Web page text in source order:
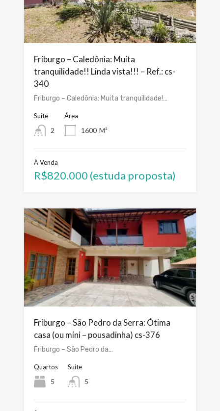
Friburgo – Caledônia: Muita
tranquilidade!! Linda vista!!! – Ref.: cs-
340
Friburgo – Caledônia: Muita tranquilidade!…
Suíte
2
Área
1600 M²
À Venda
R$820.000 (estuda proposta)
Friburgo – São Pedro da Serra: Ótima
casa (ou mini – pousadinha) cs-376
Friburgo – São Pedro da…
Quartos
5
Suíte
5